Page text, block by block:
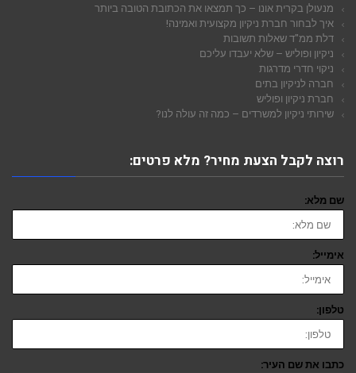
מנעולן בקרית אונו – כך תמצאו את הכתובת הטובה ביותר
איך לבחור חברת ניקיון מקצועית ואמינה!
דלת ממ"ד שאלות תשובות
ניקיון ופוליש – שלא יעבדו עליכם
ניקוי חדרי מדרגות
חברה לניקיון בתים
חברת ניקיון ופוליש
שירותי ניקיון למשרדים – כמה זה עולה לנו?
רוצה לקבל הצעת מחיר? מלא פרטים:
שם מלא:
אימייל:
טלפון:
כתבו את שם העיר: